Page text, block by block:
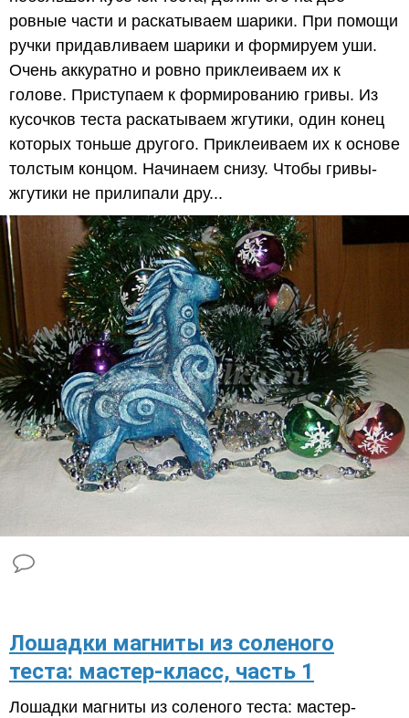
ровные части и раскатываем шарики. При помощи
ручки придавливаем шарики и формируем уши.
Очень аккуратно и ровно приклеиваем их к
голове. Приступаем к формированию гривы. Из
кусочков теста раскатываем жгутики, один конец
которых тоньше другого. Приклеиваем их к основе
толстым концом. Начинаем снизу. Чтобы гривы-
жгутики не прилипали дру...
Лошадки магниты из соленого
теста: мастер-класс, часть 1
Лошадки магниты из соленого теста: мастер-